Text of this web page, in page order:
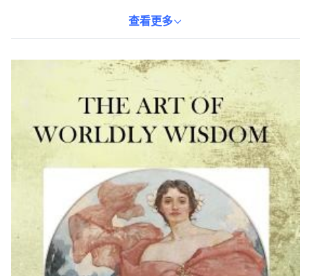
中包含豐富的實例和建議，幫助讀者提升個人魅力和影響力，實現
查看更多